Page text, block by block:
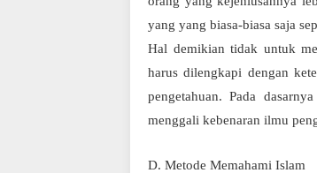
yang yang biasa-biasa saja
Hal demikian tidak untuk
harus dilengkapi dengan
pengetahuan. Pada
menggali kebenaran ilmu
D. Metode Memahami Islam